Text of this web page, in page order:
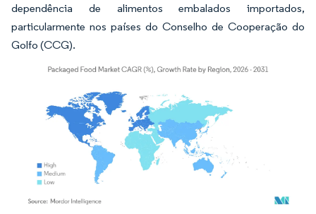
dependência de alimentos embalados importados,
particularmente nos países do Conselho de Cooperação do
Golfo (CCG).